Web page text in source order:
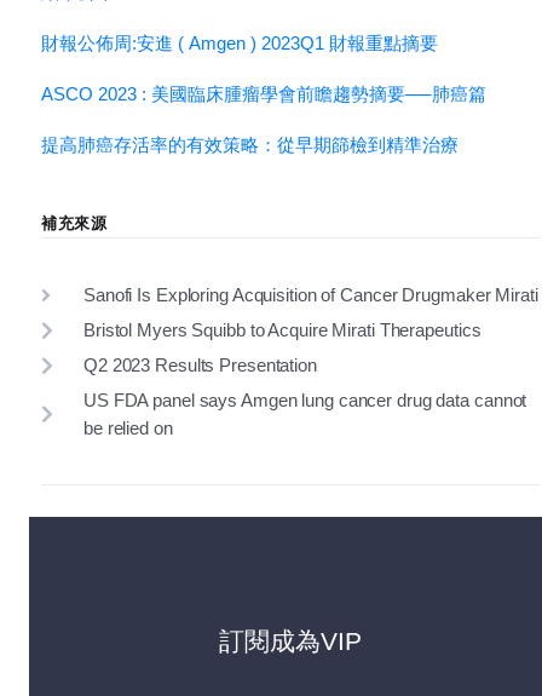
財報公佈周:安進 ( Amgen ) 2023Q1 財報重點摘要
ASCO 2023 : 美國臨床腫瘤學會前瞻趨勢摘要──肺癌篇
提高肺癌存活率的有效策略：從早期篩檢到精準治療
補充來源
Sanofi Is Exploring Acquisition of Cancer Drugmaker Mirati
Bristol Myers Squibb to Acquire Mirati Therapeutics
Q2 2023 Results Presentation
US FDA panel says Amgen lung cancer drug data cannot
be relied on
訂閱成為VIP